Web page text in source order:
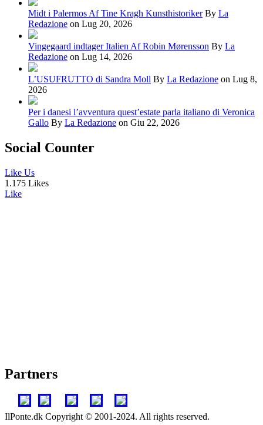
Midt i Palermos Af Tine Kragh Kunsthistoriker By La
Redazione on Lug 20, 2026
Vingegaard indtager Italien Af Robin Mørensson By La
Redazione on Lug 14, 2026
L’USUFRUTTO di Sandra Moll By La Redazione on Lug 8,
2026
Per i danesi l’avventura quest’estate parla italiano di Veronica
Gallo By La Redazione on Giu 22, 2026
Social Counter
Like Us
1.175 Likes
Like
Partners
IlPonte.dk Copyright © 2001-2024. All rights reserved.